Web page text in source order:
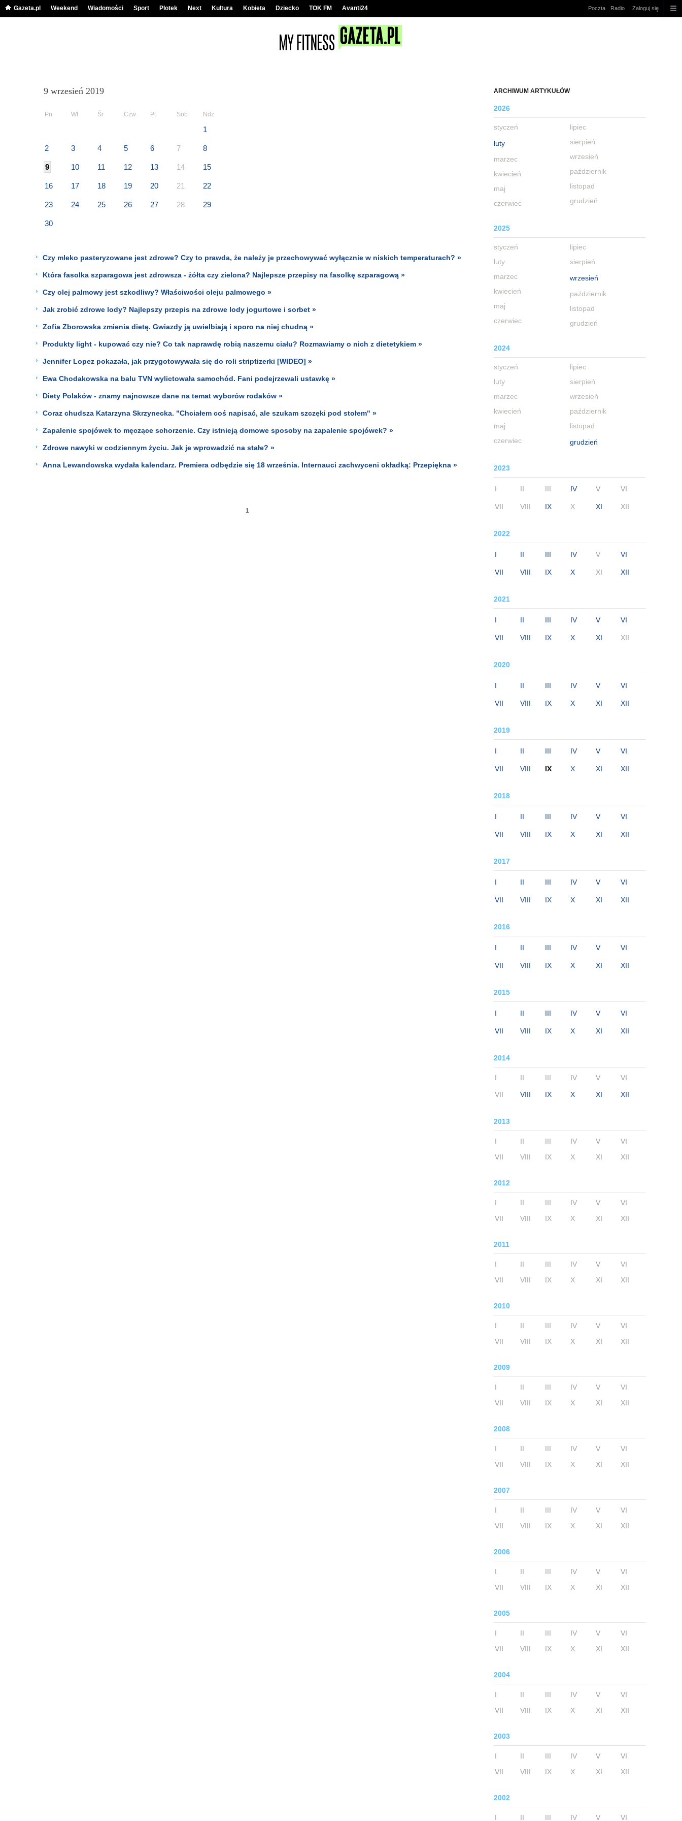
Gazeta.pl Weekend Wiadomości Sport Plotek Next Kultura Kobieta Dziecko TOK FM Avanti24 Poczta Radio Zaloguj się
ARCHIWUM ARTYKUŁÓW
2026
styczeń
luty
marzec
kwiecień
maj
czerwiec
lipiec
sierpień
wrzesień
październik
listopad
grudzień
2025
styczeń
luty
marzec
kwiecień
maj
czerwiec
lipiec
sierpień
wrzesień
październik
listopad
grudzień
2024
styczeń
luty
marzec
kwiecień
maj
czerwiec
lipiec
sierpień
wrzesień
październik
listopad
grudzień
2023
I II III IV V VI
VII VIII IX X XI XII
2022
I II III IV V VI
VII VIII IX X XI XII
2021
I II III IV V VI
VII VIII IX X XI XII
2020
I II III IV V VI
VII VIII IX X XI XII
2019
I II III IV V VI
VII VIII IX X XI XII
2018
I II III IV V VI
VII VIII IX X XI XII
2017
I II III IV V VI
VII VIII IX X XI XII
2016
I II III IV V VI
VII VIII IX X XI XII
2015
I II III IV V VI
VII VIII IX X XI XII
2014
I II III IV V VI
VII VIII IX X XI XII
2013
I II III IV V
VI
VII
VIII IX X XI XII
2012
I II III IV V
VI
VII
VIII IX X XI XII
2011
I II III IV V
VI
VII
VIII IX X XI XII
2010
I II III IV V
VI
VII
VIII IX X XI XII
2009
I II III IV V
VI
VII
VIII IX X XI XII
2008
I II III IV V
VI
VII
VIII IX X XI XII
2007
I II III IV V
VI
VII
VIII IX X XI XII
2006
I II III IV V
VI
VII
VIII IX X XI XII
2005
I II III IV V
VI
VII
VIII IX X XI XII
2004
I II III IV V
VI
VII
VIII IX X XI XII
2003
I II III IV V
VI
VII
VIII IX X XI XII
2002
I II III IV V VI
9 wrzesień 2019
Pn Wt Śr Czw Pt Sob Ndz
1
2 3 4 5 6 7 8
9 10 11 12 13 14 15
16 17 18 19 20 21 22
23 24 25 26 27 28 29
30
Czy mleko pasteryzowane jest zdrowe? Czy to prawda, że należy je przechowywać wyłącznie w niskich temperaturach? »
Która fasolka szparagowa jest zdrowsza - żółta czy zielona? Najlepsze przepisy na fasolkę szparagową »
Czy olej palmowy jest szkodliwy? Właściwości oleju palmowego »
Jak zrobić zdrowe lody? Najlepszy przepis na zdrowe lody jogurtowe i sorbet »
Zofia Zborowska zmienia dietę. Gwiazdy ją uwielbiają i sporo na niej chudną »
Produkty light - kupować czy nie? Co tak naprawdę robią naszemu ciału? Rozmawiamy o nich z dietetykiem »
Jennifer Lopez pokazała, jak przygotowywała się do roli striptizerki [WIDEO] »
Ewa Chodakowska na balu TVN wylictowała samochód. Fani podejrzewali ustawkę »
Diety Polaków - znamy najnowsze dane na temat wyborów rodaków »
Coraz chudsza Katarzyna Skrzynecka. "Chciałem coś napisać, ale szukam szczęki pod stołem" »
Zapalenie spojówek to męczące schorzenie. Czy istnieją domowe sposoby na zapalenie spojówek? »
Zdrowe nawyki w codziennym życiu. Jak je wprowadzić na stałe? »
Anna Lewandowska wydała kalendarz. Premiera odbędzie się 18 września. Internauci zachwyceni okładką: Przepiękna »
1